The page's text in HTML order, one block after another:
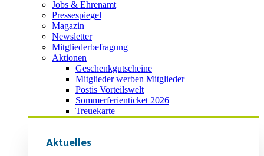
Jobs & Ehrenamt
Pressespiegel
Magazin
Newsletter
Mitgliederbefragung
Aktionen
Geschenkgutscheine
Mitglieder werben Mitglieder
Postis Vorteilswelt
Sommerferienticket 2026
Treuekarte
Aktuelles